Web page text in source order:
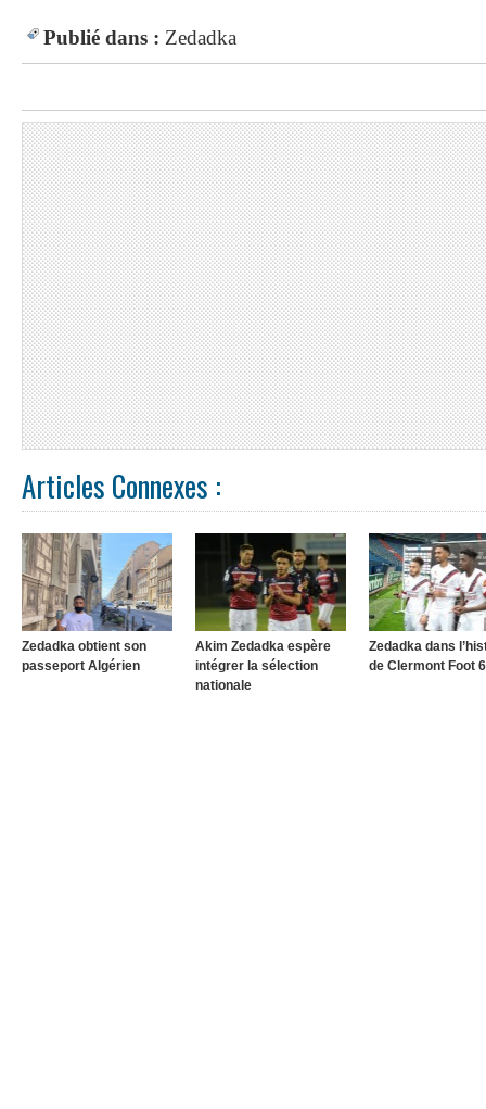
Publié dans : Zedadka
Articles Connexes :
Zedadka obtient son
passeport Algérien
Akim Zedadka espère
intégrer la sélection
nationale
Zedadka dans
de Clermont Foot